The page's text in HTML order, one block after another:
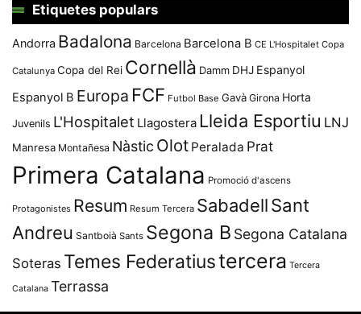
Etiquetes populars
Andorra Badalona Barcelona Barcelona B CE L'Hospitalet Copa
Catalunya Copa del Rei Cornellà Damm DHJ Espanyol
Espanyol B Europa FCF Futbol Base Gavà Girona Horta
Juvenils L'Hospitalet Llagostera Lleida Esportiu LNJ
Manresa Montañesa Nàstic Olot Peralada Prat
Primera Catalana Promoció d'ascens
Protagonistes Resum Resum Tercera SabadellSant
Andreu Santboià Sants Segona B Segona Catalana
Soteras Temes Federatiustercera Tercera
Catalana Terrassa